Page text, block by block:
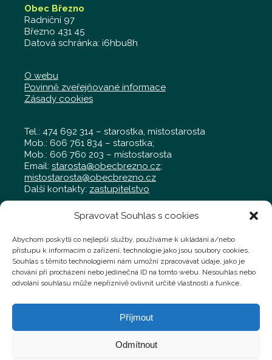
Spravovat Souhlas s cookies
Abychom poskytli co nejlepší služby, používáme k ukládání a/nebo
přístupu k informacím o zařízení, technologie jako jsou soubory cookies.
Souhlas s těmito technologiemi nám umožní zpracovávat údaje, jako je
chování při procházení nebo jedinečná ID na tomto webu. Nesouhlas nebo
odvolání souhlasu může nepříznivě ovlivnit určité vlastnosti a funkce.
Příjmout
Odmítnout
Obec Březno
Radniční 97
Březno 431 45
Datová schránka: i6hbu8h
O webu
Povinně zveřejňované informace
Zásady cookies
Tel.: 474 692 314 – starostka, místostarosta
Mob.: 606 761 834 – starostka;
Mob.: 606 760 203 – místostarosta
Email: starosta@obecbrezno.cz;
mistostarosta@obecbrezno.cz
Další kontakty: zastupitelstvo
Obecní úřad Březno
Tel.: 474 692 011 – kancelář
Mob.: 702 019 929 – kancelář
Mob.: 724 769 058 – technik,
technik@obecbrezno.cz
Faktury a jiné účetní doklady můžete zasílat na
fakturace@obecbrezno.cz